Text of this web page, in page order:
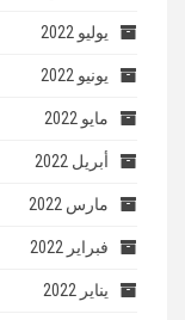
يوليو 2022
يونيو 2022
مايو 2022
أبريل 2022
مارس 2022
فبراير 2022
يناير 2022